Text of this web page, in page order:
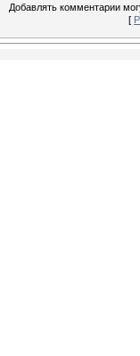
Добавлять комментарии
[